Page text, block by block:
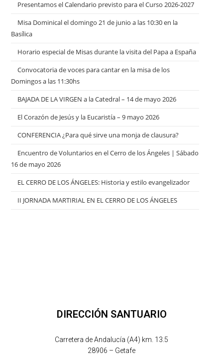
Presentamos el Calendario previsto para el Curso 2026-2027
Misa Dominical el domingo 21 de junio a las 10:30 en la
Basílica
Horario especial de Misas durante la visita del Papa a España
Convocatoria de voces para cantar en la misa de los
Domingos a las 11:30hs
BAJADA DE LA VIRGEN a la Catedral – 14 de mayo 2026
El Corazón de Jesús y la Eucaristía – 9 mayo 2026
CONFERENCIA ¿Para qué sirve una monja de clausura?
Encuentro de Voluntarios en el Cerro de los Ángeles | Sábado
16 de mayo 2026
EL CERRO DE LOS ÁNGELES: Historia y estilo evangelizador
II JORNADA MARTIRIAL EN EL CERRO DE LOS ÁNGELES
DIRECCIÓN SANTUARIO
Carretera de Andalucía (A4) km. 13.5
28906 – Getafe